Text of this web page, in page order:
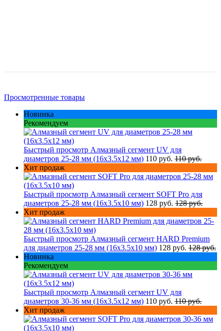
Просмотренные товары
Новинка
Рекомендуем
Быстрый просмотр Алмазный сегмент UV для
диаметров 25-28 мм (16х3.5х12 мм) 110 руб. 110 руб.
Хит продаж
Быстрый просмотр Алмазный сегмент SOFT Pro для
диаметров 25-28 мм (16х3.5х10 мм) 128 руб. 128 руб.
Хит продаж
Быстрый просмотр Алмазный сегмент HARD Premium
для диаметров 25-28 мм (16х3.5х10 мм) 128 руб. 128 руб.
Новинка
Рекомендуем
Быстрый просмотр Алмазный сегмент UV для
диаметров 30-36 мм (16х3.5х12 мм) 110 руб. 110 руб.
Хит продаж